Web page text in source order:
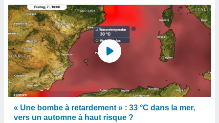
« Une bombe à retardement » : 33 °C dans la mer,
vers un automne à haut risque ?